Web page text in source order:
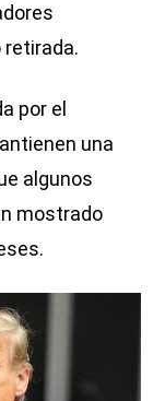
retirada.
por el
una
algunos
mostrado